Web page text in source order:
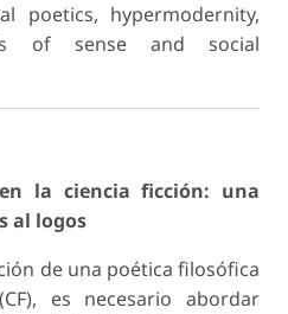
poetics, hypermodernity,
of sense and social
la ciencia ficción: una
al logos
de una poética filosófica
es necesario abordar